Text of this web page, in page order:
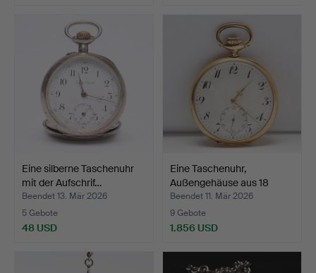
Eine silberne Taschenuhr
mit der Aufschrif…
Beendet 13. Mär 2026
5 Gebote
48 USD
Eine Taschenuhr,
Außengehäuse aus 18
Karat…
Beendet 11. Mär 2026
9 Gebote
1.856 USD